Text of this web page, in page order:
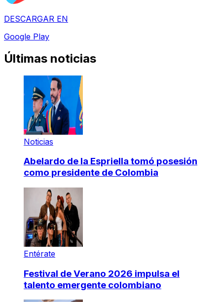
DESCARGAR EN
Google Play
Últimas noticias
Noticias
Abelardo de la Espriella tomó posesión
como presidente de Colombia
Entérate
Festival de Verano 2026 impulsa el
talento emergente colombiano